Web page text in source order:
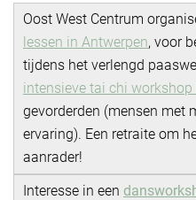
Oost West Centrum
lessen in Antwerpen, voor
tijdens het verlengd
intensieve tai chi workshop
gevorderden (mensen met
ervaring). Een retraite om
aanrader!
Interesse in een